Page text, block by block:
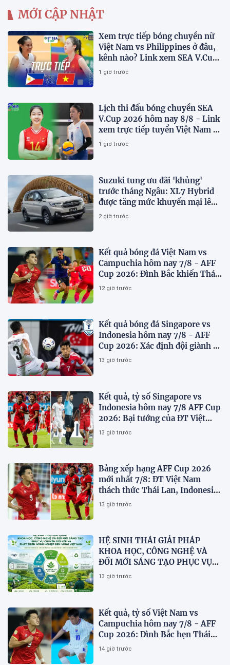
MỚI CẬP NHẬT
Xem trực tiếp bóng chuyền nữ
Việt Nam vs Philippines ở đâu,
kênh nào? Link xem SEA V.Cup
2026 mới nhất
1 giờ trước
Lịch thi đấu bóng chuyền SEA
V.Cup 2026 hôm nay 8/8 - Link
xem trực tiếp tuyển Việt Nam vs
Philippines
1 giờ trước
Suzuki tung ưu đãi 'khủng'
trước tháng Ngâu: XL7 Hybrid
được tăng mức khuyến mại lên
75 triệu đồng
2 giờ trước
Kết quả bóng đá Việt Nam vs
Campuchia hôm nay 7/8 - AFF
Cup 2026: Đình Bắc khiến Thái
Lan run sợ
12 giờ trước
Kết quả bóng đá Singapore vs
Indonesia hôm nay 7/8 - AFF
Cup 2026: Xác định đội giành vé
Bán kết
13 giờ trước
Kết quả, tỷ số Singapore vs
Indonesia hôm nay 7/8 AFF Cup
2026: Bại tướng của ĐT Việt
nam dừng bước sớm
13 giờ trước
Bảng xếp hạng AFF Cup 2026
mới nhất 7/8: ĐT Việt Nam
thách thức Thái Lan, Indonesia
dừng bước
13 giờ trước
HỆ SINH THÁI GIẢI PHÁP
KHOA HỌC, CÔNG NGHỆ VÀ
ĐỔI MỚI SÁNG TẠO PHỤC VỤ
CHUYỂN ĐỔI KÉP VÀ PHÁT
13 giờ trước
Kết quả, tỷ số Việt Nam vs
Campuchia hôm nay 7/8 - AFF
Cup 2026: Đình Bắc hẹn Thái
Lan ở chung kết?
14 giờ trước